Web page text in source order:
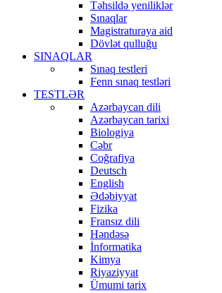
Təhsildə yeniliklər
Sınaqlar
Magistraturaya aid
Dövlət qulluğu
SINAQLAR
Sınaq testleri
Fenn sınaq testləri
TESTLƏR
Azərbaycan dili
Azərbaycan tarixi
Biologiya
Cəbr
Coğrafiya
Deutsch
English
Ədəbiyyat
Fizika
Fransız dili
Həndəsə
İnformatika
Kimya
Riyaziyyat
Ümumi tarix